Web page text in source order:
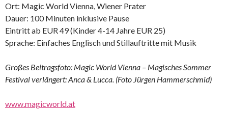
Ort: Magic World Vienna, Wiener Prater
Dauer: 100 Minuten inklusive Pause
Eintritt ab EUR 49 (Kinder 4-14 Jahre EUR 25)
Sprache: Einfaches Englisch und Stillauftritte mit Musik
Großes Beitragsfoto: Magic World Vienna – Magisches Sommer
Festival verlängert: Anca & Lucca. (Foto Jürgen Hammerschmid)
www.magicworld.at